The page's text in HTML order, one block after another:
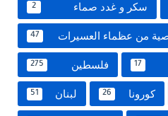
سكر و غدد صماء 2
من عظماء العسيرات 47
17 فلسطين 275
كورونا 26 لبنان 51